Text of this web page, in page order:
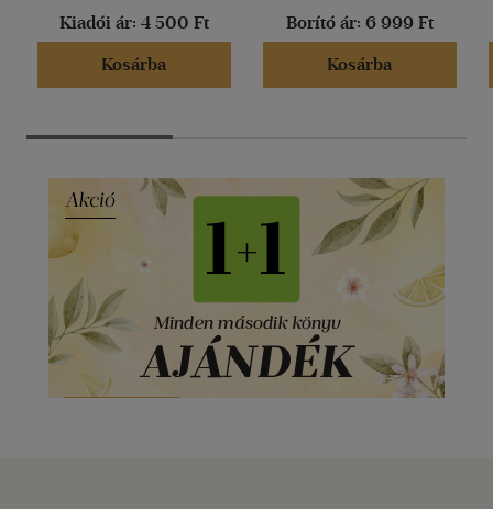
Kiadói ár: 4 500 Ft
Kosárba
Borító ár: 6 999 Ft
Kosárba